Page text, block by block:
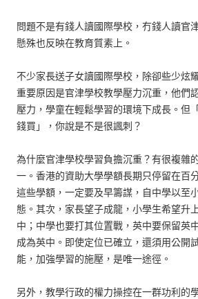
問題不是有錢人讀國際學校，冇錢人讀官
懸殊也反映在教育質素上。
不少家長送子女讀國際學校，除卻些少炫
重要原因是官津學校教學壓力沉重，他們
壓力，學童在輕鬆學習的環境下成長。但
錢買」，你說是不是很諷刺？
為什麼官津學校學習負擔沉重？有很複雜
一。香港的資助大學學額長期只停留在百
這些學額，一定要及早籌謀，自中學以至
態。其次，家長望子成龍，小學生希望升
中；中學也要打其位置戰，英中要保留英
成為英中。即使定位已確立，還須用公開
能，加強學習的施壓，是唯一途徑。
另外，教學行政的權力操控在一群功利的